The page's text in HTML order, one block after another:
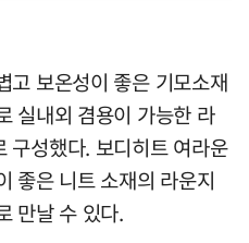
고 보온성이 좋은 기모소재
실내외 겸용이 가능한 라
구성했다. 보디히트 여라운
좋은 니트 소재의 라운지
만날 수 있다.